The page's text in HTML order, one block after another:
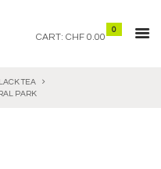
CART:
0
CHF 0.00
TEA
PARK